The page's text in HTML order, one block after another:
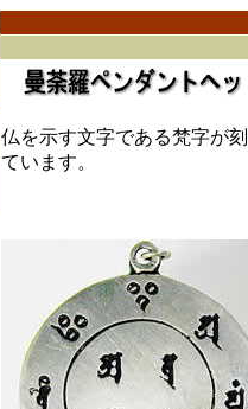
仏を示す文字である梵字が
ています。